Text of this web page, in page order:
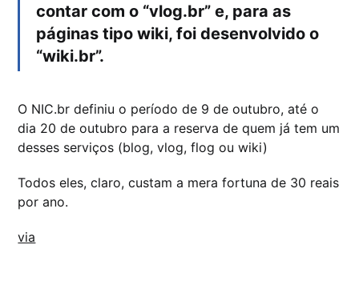
contar com o “vlog.br” e, para as
páginas tipo wiki, foi desenvolvido o
“wiki.br”.
O NIC.br definiu o período de 9 de outubro, até o
dia 20 de outubro para a reserva de quem já tem um
desses serviços (blog, vlog, flog ou wiki)
Todos eles, claro, custam a mera fortuna de 30 reais
por ano.
via